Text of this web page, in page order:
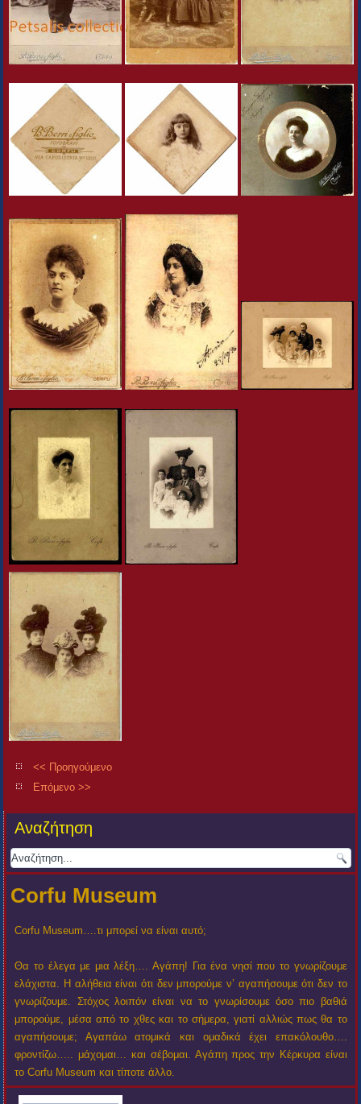
<< Προηγούμενο
Επόμενο >>
Αναζήτηση
Corfu Museum
Corfu Museum….τι μπορεί να είναι αυτό;
Θα το έλεγα με μια λέξη…. Αγάπη! Για ένα νησί που το γνωρίζουμε
ελάχιστα. Η αλήθεια είναι ότι δεν μπορούμε ν’ αγαπήσουμε ότι δεν το
γνωρίζουμε. Στόχος λοιπόν είναι να το γνωρίσουμε όσο πιο βαθιά
μπορούμε, μέσα από το χθες και το σήμερα, γιατί αλλιώς πως θα το
αγαπήσουμε; Αγαπάω ατομικά και ομαδικά έχει επακόλουθο….
φροντίζω….. μάχομαι… και σέβομαι. Αγάπη προς την Κέρκυρα είναι
το Corfu Museum και τίποτε άλλο.